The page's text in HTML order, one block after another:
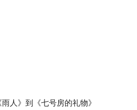
人》到《七号房的礼物》